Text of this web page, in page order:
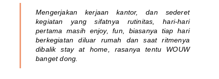
Mengerjakan kerjaan kantor, dan sederet
kegiatan yang sifatnya rutinitas, hari-hari
pertama masih enjoy, fun, biasanya tiap hari
berkegiatan diluar rumah dan saat ritmenya
dibalikstay at home , rasanya tentu WOUW
banget dong.